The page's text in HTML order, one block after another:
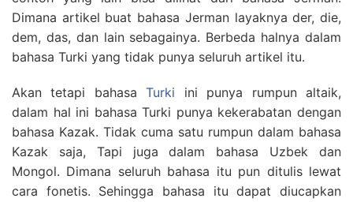
Dimana artikel buat bahasa Jerman layaknya der, die,
dem, das, dan lain sebagainya. Berbeda halnya dalam
bahasa Turki yang tidak punya seluruh artikel itu.
Akan tetapi bahasaTurki ini punya rumpun altaik,
dalam hal ini bahasa Turki punya kekerabatan dengan
bahasa Kazak. Tidak cuma satu rumpun dalam bahasa
Kazak saja, Tapi juga dalam bahasa Uzbek dan
Mongol. Dimana seluruh bahasa itu pun ditulis lewat
cara fonetis. Sehingga bahasa itu dapat diucapkan